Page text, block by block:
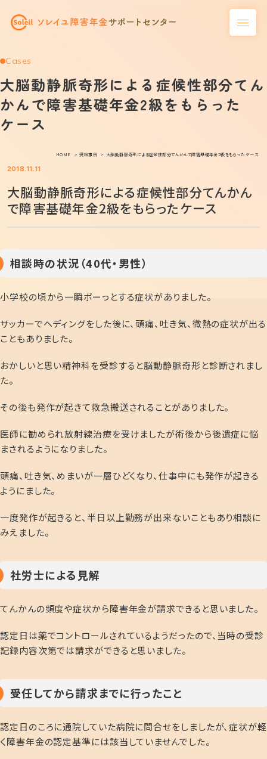
Cases
大脳動静脈奇形による症候性部分てん
かんで障害基礎年金2級をもらった
ケース
HOME 受給事例 大脳動静脈奇形による症候性部分てんかんで障害基礎年金2級をもらったケース
2018.11.11
大脳動静脈奇形による症候性部分てんかん
で障害基礎年金2級をもらったケース
相談時の状況（40代・男性）
小学校の頃から一瞬ボーっとする症状がありました。
サッカーでヘディングをした後に、頭痛、吐き気、微熱の症状が出る
こともありました。
おかしいと思い精神科を受診すると脳動静脈奇形と診断されまし
た。
その後も発作が起きて救急搬送されることがありました。
医師に勧められ放射線治療を受けましたが術後から後遺症に悩
まされるようになりました。
頭痛、吐き気、めまいが一層ひどくなり、仕事中にも発作が起きる
ようにました。
一度発作が起きると、半日以上勤務が出来ないこともあり相談に
みえました。
社労士による見解
てんかんの頻度や症状から障害年金が請求できると思いました。
認定日は薬でコントロールされているようだったので、当時の受診
記録内容次第では請求ができると思いました。
受任してから請求までに行ったこと
認定日のころに通院していた病院に問合せをしましたが、症状が軽
く障害年金の認定基準には該当していませんでした。